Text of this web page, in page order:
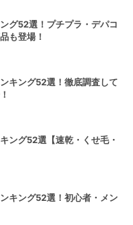
グ52選！プチプラ・デパコ
も登場！
キング52選！徹底調査して
ング52選【速乾・くせ毛・
キング52選！初心者・メン